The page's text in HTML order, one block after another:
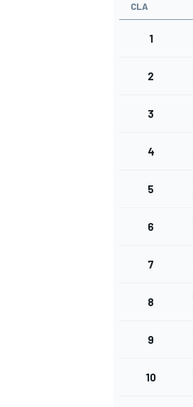
CLA
1
2
3
4
5
6
7
8
9
10